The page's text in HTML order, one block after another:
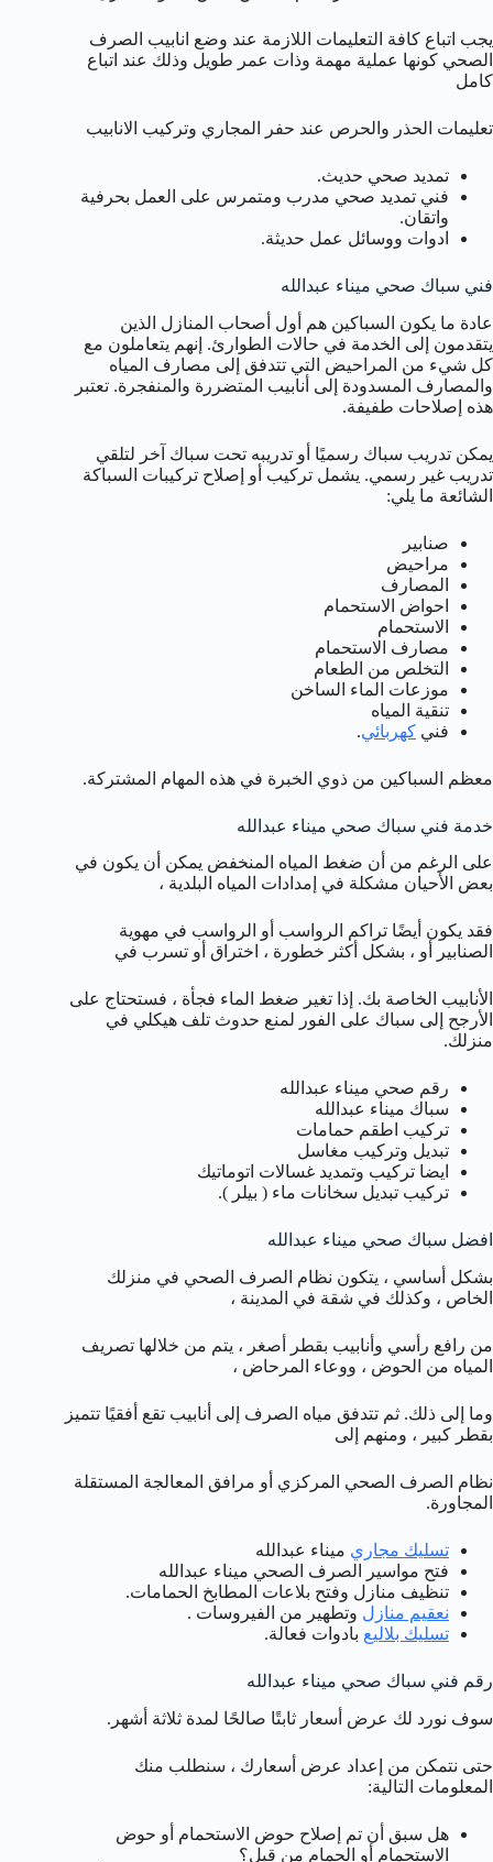
يجب اتباع كافة التعليمات اللازمة عند وضع انابيب الصرف
الصحي كونها عملية مهمة وذات عمر طويل وذلك عند اتباع
كامل
تعليمات الحذر والحرص عند حفر المجاري وتركيب الانابيب
تمديد صحي حديث.
فني تمديد صحي مدرب ومتمرس على العمل بحرفية
واتقان.
ادوات ووسائل عمل حديثة.
فني سباك صحي ميناء عبدالله
عادة ما يكون السباكين هم أول أصحاب المنازل الذين
يتقدمون إلى الخدمة في حالات الطوارئ. إنهم يتعاملون مع
كل شيء من المراحيض التي تتدفق إلى مصارف المياه
والمصارف المسدودة إلى أنابيب المتضررة والمنفجرة. تعتبر
هذه إصلاحات طفيفة.
يمكن تدريب سباك رسميًا أو تدريبه تحت سباك آخر لتلقي
تدريب غير رسمي. يشمل تركيب أو إصلاح تركيبات السباكة
الشائعة ما يلي:
صنابير
مراحيض
المصارف
احواض الاستحمام
الاستحمام
مصارف الاستحمام
التخلص من الطعام
موزعات الماء الساخن
تنقية المياه
فني كهربائي.
معظم السباكين من ذوي الخبرة في هذه المهام المشتركة.
خدمة فني سباك صحي ميناء عبدالله
على الرغم من أن ضغط المياه المنخفض يمكن أن يكون في
بعض الأحيان مشكلة في إمدادات المياه البلدية ،
فقد يكون أيضًا تراكم الرواسب أو الرواسب في مهوية
الصنابير أو ، بشكل أكثر خطورة ، اختراق أو تسرب في
الأنابيب الخاصة بك. إذا تغير ضغط الماء فجأة ، فستحتاج على
الأرجح إلى سباك على الفور لمنع حدوث تلف هيكلي في
منزلك.
رقم صحي ميناء عبدالله
سباك ميناء عبدالله
تركيب اطقم حمامات
تبديل وتركيب مغاسل
ايضا تركيب وتمديد غسالات اتوماتيك
تركيب تبديل سخانات ماء ( بيلر ).
افضل سباك صحي ميناء عبدالله
بشكل أساسي ، يتكون نظام الصرف الصحي في منزلك
الخاص ، وكذلك في شقة في المدينة ،
من رافع رأسي وأنابيب بقطر أصغر ، يتم من خلالها تصريف
المياه من الحوض ، ووعاء المرحاض ،
وما إلى ذلك. ثم تتدفق مياه الصرف إلى أنابيب تقع أفقيًا تتميز
بقطر كبير ، ومنهم إلى
نظام الصرف الصحي المركزي أو مرافق المعالجة المستقلة
المجاورة.
تسليك مجاري ميناء عبدالله
فتح مواسير الصرف الصحي ميناء عبدالله
تنظيف منازل وفتح بلاعات المطابخ الحمامات.
نعقيم منازل وتطهير من الفيروسات .
تسليك بلاليع بادوات فعالة.
رقم فني سباك صحي ميناء عبدالله
سوف نورد لك عرض أسعار ثابتًا صالحًا لمدة ثلاثة أشهر.
حتى نتمكن من إعداد عرض أسعارك ، سنطلب منك
المعلومات التالية:
هل سبق أن تم إصلاح حوض الاستحمام أو حوض
الاستحمام أو الحمام من قبل؟